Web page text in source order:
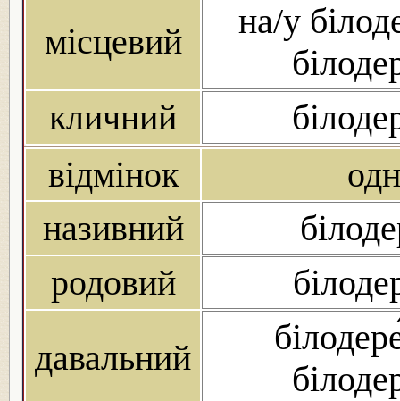
місцевий
на/у
кличний
відмінок
називний
родовий
давальний